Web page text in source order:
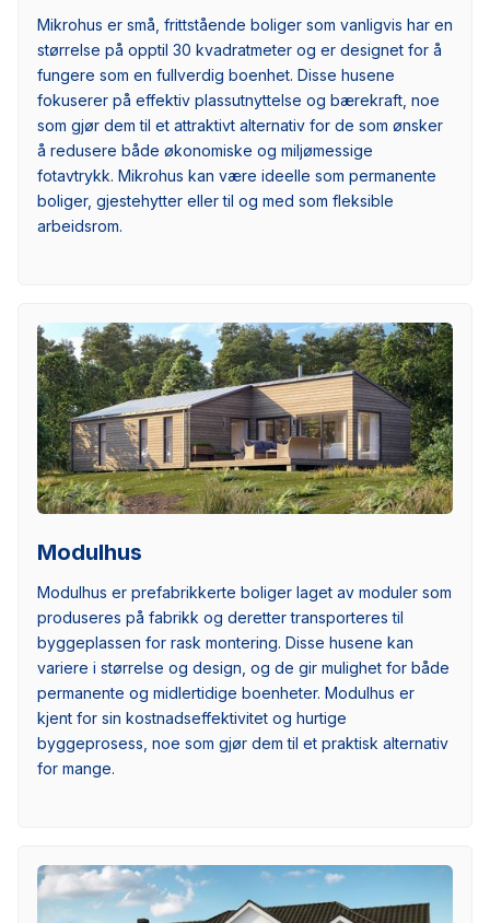
Mikrohus er små, frittstående boliger som vanligvis har en
størrelse på opptil 30 kvadratmeter og er designet for å
fungere som en fullverdig boenhet. Disse husene
fokuserer på effektiv plassutnyttelse og bærekraft, noe
som gjør dem til et attraktivt alternativ for de som ønsker
å redusere både økonomiske og miljømessige
fotavtrykk. Mikrohus kan være ideelle som permanente
boliger, gjestehytter eller til og med som fleksible
arbeidsrom.
Modulhus
Modulhus er prefabrikkerte boliger laget av moduler som
produseres på fabrikk og deretter transporteres til
byggeplassen for rask montering. Disse husene kan
variere i størrelse og design, og de gir mulighet for både
permanente og midlertidige boenheter. Modulhus er
kjent for sin kostnadseffektivitet og hurtige
byggeprosess, noe som gjør dem til et praktisk alternativ
for mange.